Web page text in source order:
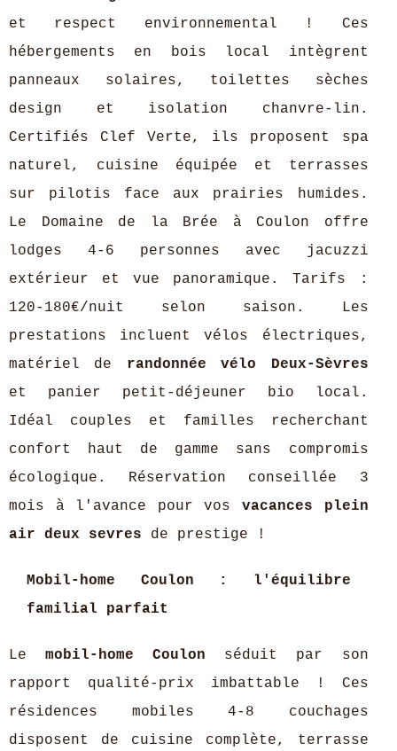
et respect environnemental ! Ces
hébergements en bois local intègrent
panneaux solaires, toilettes sèches
design et isolation chanvre-lin.
Certifiés Clef Verte, ils proposent spa
naturel, cuisine équipée et terrasses
sur pilotis face aux prairies humides.
Le Domaine de la Brée à Coulon offre
lodges 4-6 personnes avec jacuzzi
extérieur et vue panoramique. Tarifs :
120-180€/nuit selon saison. Les
prestations incluent vélos électriques,
matériel de randonnée vélo Deux-Sèvres
et panier petit-déjeuner bio local.
Idéal couples et familles recherchant
confort haut de gamme sans compromis
écologique. Réservation conseillée 3
mois à l'avance pour vos vacances plein
air deux sevres de prestige !
Mobil-home Coulon : l'équilibre
familial parfait
Lemobil-home Coulon séduit par son
rapport qualité-prix imbattable ! Ces
résidences mobiles 4-8 couchages
disposent de cuisine complète, terrasse